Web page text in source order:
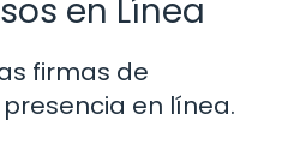
en Línea
firmas de
en línea.